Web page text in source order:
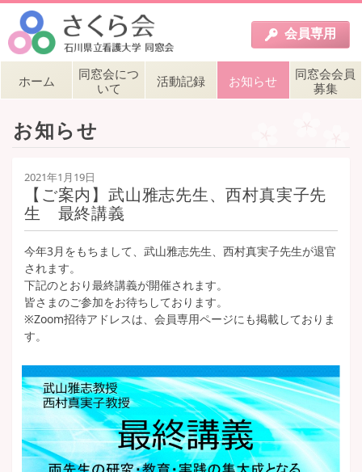
会員専用
ホーム
同窓会につ
いて
活動記録 お知らせ
同窓会会員
募集
お知らせ
2021年1月19日
【ご案内】武山雅志先生、西村真実子先
生 最終講義
今年3月をもちまして、武山雅志先生、西村真実子先生が退官
されます。
下記のとおり最終講義が開催されます。
皆さまのご参加をお待ちしております。
※Zoom招待アドレスは、会員専用ページにも掲載しておりま
す。